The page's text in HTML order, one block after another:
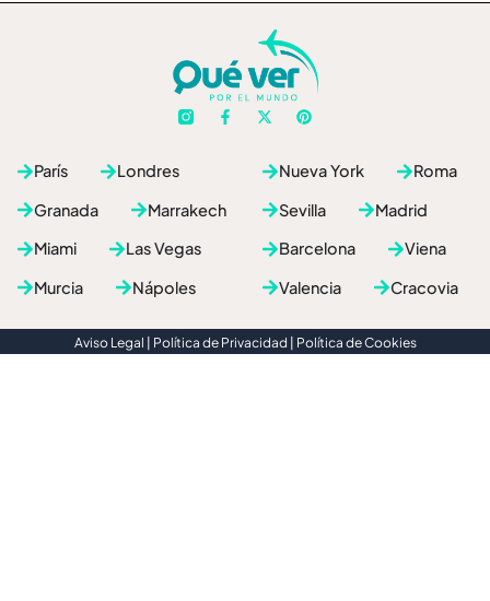
F
a
o
k
X
-
i
t
e
P
i
e
e
s
París
Londres
Granada
Marrakech
Nueva York
Roma
Sevilla
Madrid
Miami
Las Vegas
Murcia
Nápoles
Barcelona
Viena
Valencia
Cracovia
Aviso Legal Política de Privacidad Política de Cookies